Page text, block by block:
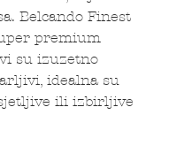
Belcando Finest
premium
su izuzetno
idealna su
ili izbirljive